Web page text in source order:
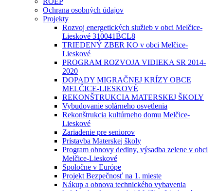
Ochrana osobných údajov
Projekty
Rozvoj energetických služieb v obci Melčice-
Lieskové 310041BCL8
TRIEDENÝ ZBER KO v obci Melčice-
Lieskové
PROGRAM ROZVOJA VIDIEKA SR 2014-
2020
DOPADY MIGRAČNEJ KRÍZY OBCE
MELČICE-LIESKOVÉ
REKONŠTRUKCIA MATERSKEJ ŠKOLY
Vybudovanie solárneho osvetlenia
Rekonštrukcia kultúrneho domu Melčice-
Lieskové
Zariadenie pre seniorov
Prístavba Materskej školy
Program obnovy dediny, výsadba zelene v obci
Melčice-Lieskové
Spoločne v Európe
Projekt Bezpečnosť na 1. mieste
Nákup a obnova technického vybavenia